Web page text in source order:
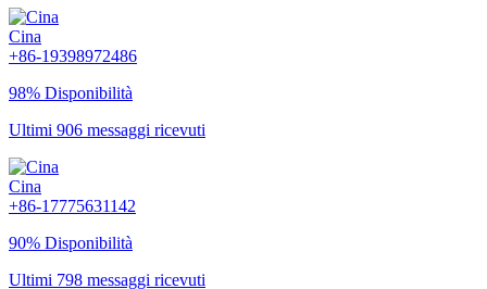
Cina
+86-19398972486
98% Disponibilità
Ultimi 906 messaggi ricevuti
Cina
+86-17775631142
90% Disponibilità
Ultimi 798 messaggi ricevuti